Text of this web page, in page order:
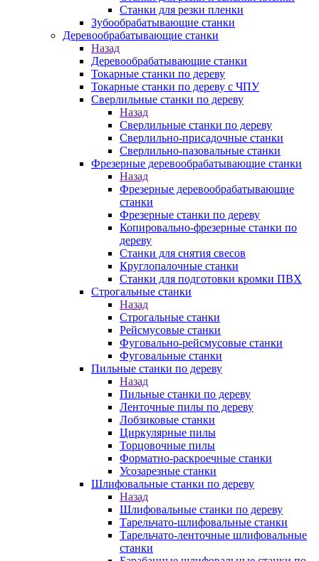
Станки для резки пленки
Зубообрабатывающие станки
Деревообрабатывающие станки
Назад
Деревообрабатывающие станки
Токарные станки по дереву
Токарные станки по дереву с ЧПУ
Сверлильные станки по дереву
Назад
Сверлильные станки по дереву
Сверлильно-присадочные станки
Сверлильно-пазовальные станки
Фрезерные деревообрабатывающие станки
Назад
Фрезерные деревообрабатывающие
станки
Фрезерные станки по дереву
Копировально-фрезерные станки по
дереву
Станки для снятия свесов
Круглопалочные станки
Станки для подготовки кромки ПВХ
Строгальные станки
Назад
Строгальные станки
Рейсмусовые станки
Фуговально-рейсмусовые станки
Фуговальные станки
Пильные станки по дереву
Назад
Пильные станки по дереву
Ленточные пилы по дереву
Лобзиковые станки
Циркулярные пилы
Торцовочные пилы
Форматно-раскроечные станки
Усозарезные станки
Шлифовальные станки по дереву
Назад
Шлифовальные станки по дереву
Тарельчато-шлифовальные станки
Тарельчато-ленточные шлифовальные
станки